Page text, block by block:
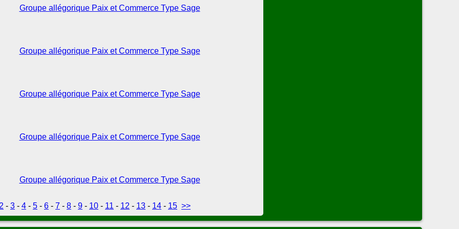
Groupe allégorique Paix et Commerce Type Sage
Groupe allégorique Paix et Commerce Type Sage
Groupe allégorique Paix et Commerce Type Sage
Groupe allégorique Paix et Commerce Type Sage
Groupe allégorique Paix et Commerce Type Sage
- 3 - 4 - 5 - 6 - 7 - 8 - 9 - 10 - 11 - 12 - 13 - 14 - 15 >>